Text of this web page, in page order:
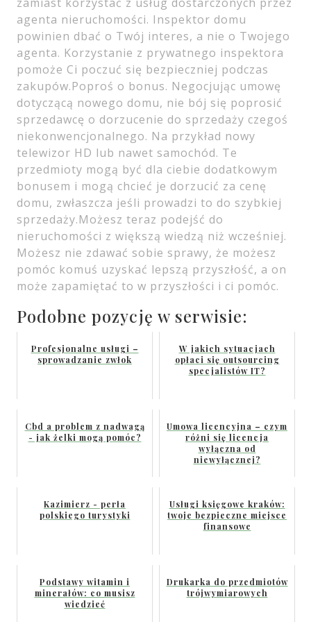
agenta nieruchomości. Inspektor domu
powinien dbać o Twój interes, a nie o Twojego
agenta. Korzystanie z prywatnego inspektora
pomoże Ci poczuć się bezpieczniej podczas
zakupów.Poproś o bonus. Negocjując umowę
dotyczącą nowego domu, nie bój się poprosić
sprzedawcę o dorzucenie do sprzedaży czegoś
niekonwencjonalnego. Na przykład nowy
telewizor HD lub nawet samochód. Te
przedmioty mogą być dla ciebie dodatkowym
bonusem i mogą chcieć je dorzucić za cenę
domu, zwłaszcza jeśli prowadzi to do szybkiej
sprzedaży.Możesz teraz podejść do
nieruchomości z większą wiedzą niż wcześniej.
Możesz nie zdawać sobie sprawy, że możesz
pomóc komuś uzyskać lepszą przyszłość, a on
może zapamiętać to w przyszłości i ci pomóc.
Podobne pozycję w serwisie:
Profesjonalne usługi –
sprowadzanie zwłok
W jakich sytuacjach
opłaci się outsourcing
specjalistów IT?
Cbd a problem z nadwagą
- jak żelki mogą pomóc?
Umowa licencyjna – czym
różni się licencja
wyłączna od
niewyłącznej?
Kazimierz - perła
polskiego turystyki
Usługi księgowe kraków:
twoje bezpieczne miejsce
finansowe
Podstawy witamin i
minerałów: co musisz
wiedzieć
Drukarka do przedmiotów
trójwymiarowych